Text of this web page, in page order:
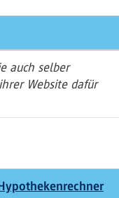
auch selber
Website dafür